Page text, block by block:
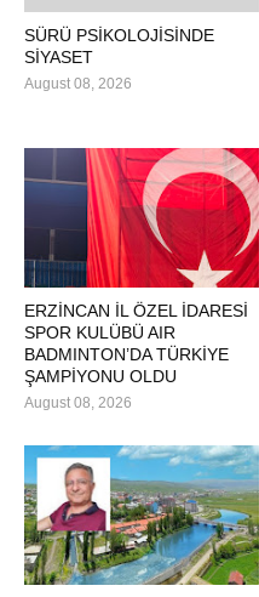
SÜRÜ PSİKOLOJİSİNDE
SİYASET
August 08, 2026
ERZİNCAN İL ÖZEL İDARESİ
SPOR KULÜBÜ AIR
BADMINTON’DA TÜRKİYE
ŞAMPİYONU OLDU
August 08, 2026